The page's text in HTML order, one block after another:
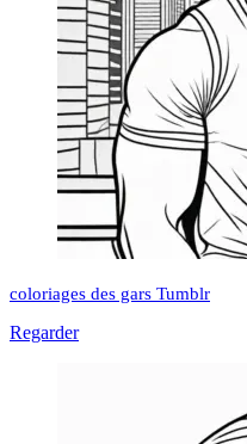
coloriages des gars Tumblr
Regarder